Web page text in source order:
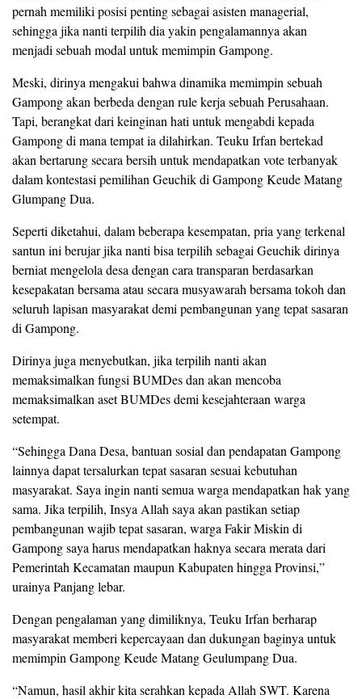
pernah memiliki posisi penting sebagai asisten managerial,
sehingga jika nanti terpilih dia yakin pengalamannya akan
menjadi sebuah modal untuk memimpin Gampong.
Meski, dirinya mengakui bahwa dinamika memimpin sebuah
Gampong akan berbeda dengan rule kerja sebuah Perusahaan.
Tapi, berangkat dari keinginan hati untuk mengabdi kepada
Gampong di mana tempat ia dilahirkan. Teuku Irfan bertekad
akan bertarung secara bersih untuk mendapatkan vote terbanyak
dalam kontestasi pemilihan Geuchik di Gampong Keude Matang
Glumpang Dua.
Seperti diketahui, dalam beberapa kesempatan, pria yang terkenal
santun ini berujar jika nanti bisa terpilih sebagai Geuchik dirinya
berniat mengelola desa dengan cara transparan berdasarkan
kesepakatan bersama atau secara musyawarah bersama tokoh dan
seluruh lapisan masyarakat demi pembangunan yang tepat sasaran
di Gampong.
Dirinya juga menyebutkan, jika terpilih nanti akan
memaksimalkan fungsi BUMDes dan akan mencoba
memaksimalkan aset BUMDes demi kesejahteraan warga
setempat.
“Sehingga Dana Desa, bantuan sosial dan pendapatan Gampong
lainnya dapat tersalurkan tepat sasaran sesuai kebutuhan
masyarakat. Saya ingin nanti semua warga mendapatkan hak yang
sama. Jika terpilih, Insya Allah saya akan pastikan setiap
pembangunan wajib tepat sasaran, warga Fakir Miskin di
Gampong saya harus mendapatkan haknya secara merata dari
Pemerintah Kecamatan maupun Kabupaten hingga Provinsi,”
urainya Panjang lebar.
Dengan pengalaman yang dimiliknya, Teuku Irfan berharap
masyarakat memberi kepercayaan dan dukungan baginya untuk
memimpin Gampong Keude Matang Geulumpang Dua.
“Namun, hasil akhir kita serahkan kepada Allah SWT. Karena